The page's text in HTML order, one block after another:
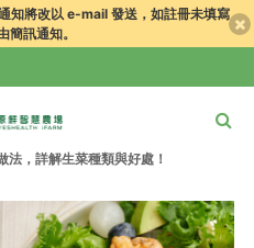
知將改以 e-mail 發送，如註冊未填寫
訊通知。
，詳解生菜種類與好處！